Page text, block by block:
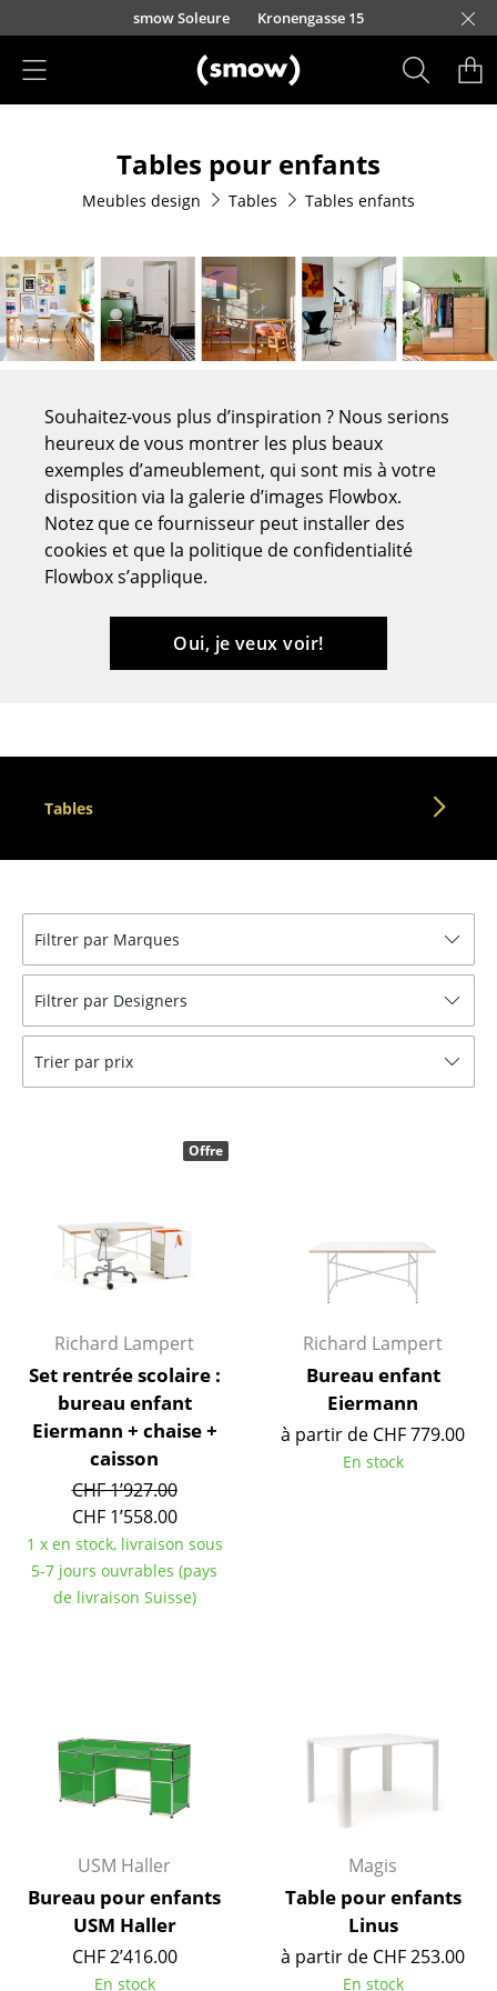
Accéder directement au contenu
smow Soleure Kronengasse 15
Chaises de cuisine & salle à manger
Canapés
Fauteuils
Fauteuils lounge
Chaises cantilever
Chaises et Tabourets de bar
Tabourets
Bancs & Chaises longues
Poufs poires
Pièces détachées
... voir tous les sièges
Tables
Tables de repas
Secrétaires & Tables PC
Tables de conférence et Pupitres
Tables hautes & Pupitres
Tables enfants
Table de jardin
Chariots & Dessertes
Pièces détachées
... voir toutes les tables
Étagères murales
Buffets & Commodes
Caissons roulants et Meubles d’appoint
Meubles de bar
Garde-robes
Tables pour enfants
Meubles design Tables Tables enfants
Souhaitez-vous plus d’inspiration ? Nous serions
heureux de vous montrer les plus beaux
exemples d’ameublement, qui sont mis à votre
disposition via la galerie d’images Flowbox.
Notez que ce fournisseur peut installer des
cookies et que la politique de confidentialité
Flowbox s’applique.
Oui, je veux voir!
Tables
Filtrer par Marques
Filtrer par Designers
Trier par prix
Richard Lampert
Set rentrée scolaire :
bureau enfant
Eiermann + chaise +
caisson
CHF 1’927.00
CHF 1’558.00
1 x en stock, livraison sous
5-7 jours ouvrables (pays
de livraison Suisse)
Offre
Richard Lampert
Bureau enfant
Eiermann
à partir de CHF 779.00
En stock
USM Haller
Bureau pour enfants
USM Haller
CHF 2’416.00
En stock
Magis
Table pour enfants
Linus
à partir de CHF 253.00
En stock